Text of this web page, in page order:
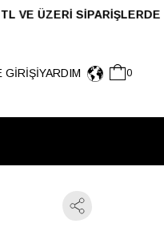
ÜCRETSİZ 24 SAAT
GIRIŞIYARDIM 0